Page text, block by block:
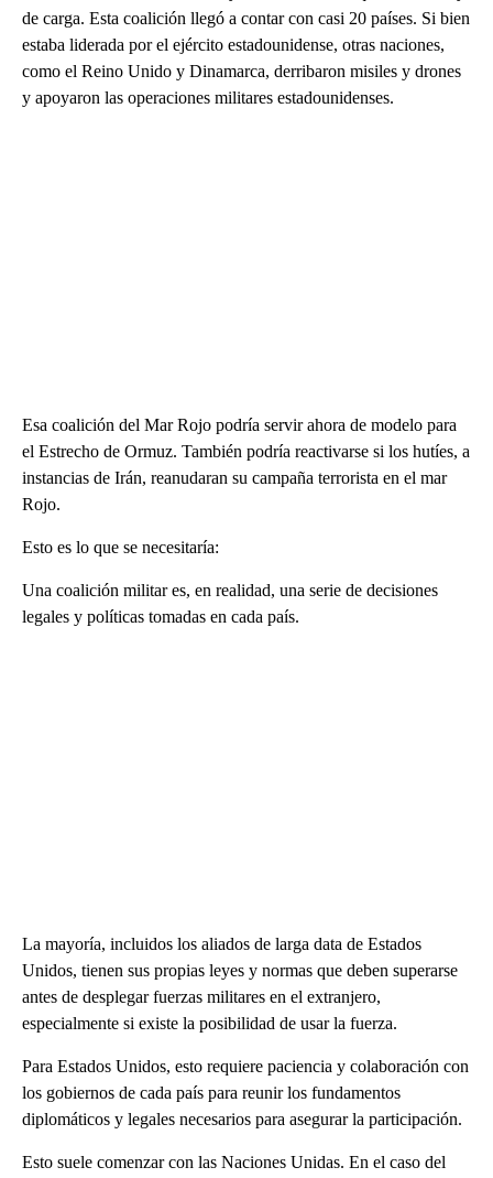
de carga. Esta coalición llegó a contar con casi 20 países. Si bien
estaba liderada por el ejército estadounidense, otras naciones,
como el Reino Unido y Dinamarca, derribaron misiles y drones
y apoyaron las operaciones militares estadounidenses.
Esa coalición del Mar Rojo podría servir ahora de modelo para
el Estrecho de Ormuz. También podría reactivarse si los hutíes, a
instancias de Irán, reanudaran su campaña terrorista en el mar
Rojo.
Esto es lo que se necesitaría:
Una coalición militar es, en realidad, una serie de decisiones
legales y políticas tomadas en cada país.
La mayoría, incluidos los aliados de larga data de Estados
Unidos, tienen sus propias leyes y normas que deben superarse
antes de desplegar fuerzas militares en el extranjero,
especialmente si existe la posibilidad de usar la fuerza.
Para Estados Unidos, esto requiere paciencia y colaboración con
los gobiernos de cada país para reunir los fundamentos
diplomáticos y legales necesarios para asegurar la participación.
Esto suele comenzar con las Naciones Unidas. En el caso del